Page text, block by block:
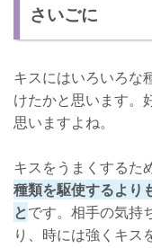
さいごに
キスにはいろいろな
けたかと思います。
思いますよね。
キスをうまくするた
種類を駆使するより
とです。相手の気持
り、時には強くキス